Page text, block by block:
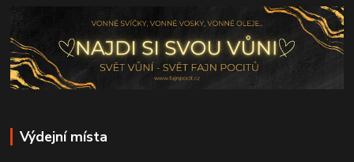
Výdejní místa